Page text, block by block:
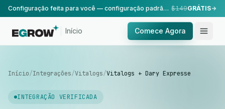
Configuração feita para você — configuração padrão, realizada pela nossa equipe. $149GRÁTIS
Início Comece Agora
Início/Integrações/Vitalogs/Vitalogs + Dary Expresse
INTEGRAÇÃO VERIFICADA